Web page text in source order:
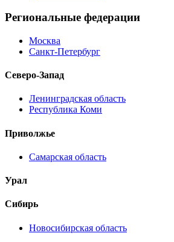
Региональные федерации
Москва
Санкт-Петербург
Северо-Запад
Ленинградская область
Республика Коми
Приволжье
Самарская область
Урал
Сибирь
Новосибирская область